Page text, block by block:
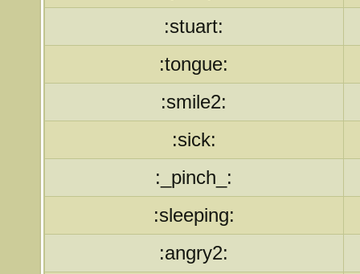
:stuart:
:tongue:
:smile2:
:sick:
:_pinch_:
:sleeping:
:angry2: